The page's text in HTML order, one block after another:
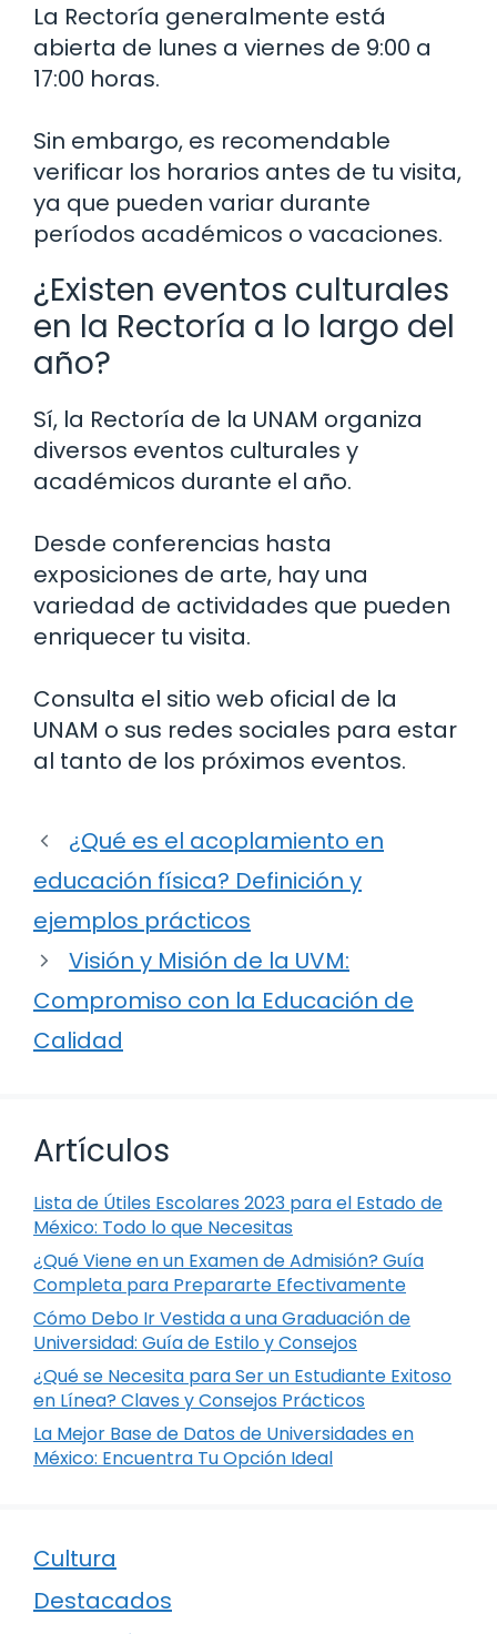
La Rectoría generalmente está
abierta de lunes a viernes de 9:00 a
17:00 horas.
Sin embargo, es recomendable
verificar los horarios antes de tu visita,
ya que pueden variar durante
períodos académicos o vacaciones.
¿Existen eventos culturales
en la Rectoría a lo largo del
año?
Sí, la Rectoría de la UNAM organiza
diversos eventos culturales y
académicos durante el año.
Desde conferencias hasta
exposiciones de arte, hay una
variedad de actividades que pueden
enriquecer tu visita.
Consulta el sitio web oficial de la
UNAM o sus redes sociales para estar
al tanto de los próximos eventos.
¿Qué es el acoplamiento en
educación física? Definición y
ejemplos prácticos
Visión y Misión de la UVM:
Compromiso con la Educación de
Calidad
Artículos
Lista de Útiles Escolares 2023 para el Estado de
México: Todo lo que Necesitas
¿Qué Viene en un Examen de Admisión? Guía
Completa para Prepararte Efectivamente
Cómo Debo Ir Vestida a una Graduación de
Universidad: Guía de Estilo y Consejos
¿Qué se Necesita para Ser un Estudiante Exitoso
en Línea? Claves y Consejos Prácticos
La Mejor Base de Datos de Universidades en
México: Encuentra Tu Opción Ideal
Cultura
Destacados